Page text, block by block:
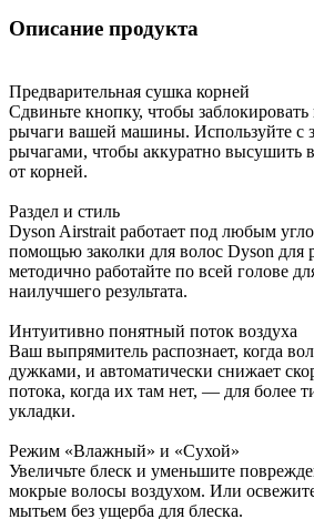
Описание продукта
Предварительная сушка корней
Сдвиньте кнопку, чтобы заблокировать
рычаги вашей машины. Используйте с
рычагами, чтобы аккуратно высушить
от корней.
Раздел и стиль
Dyson Airstrait работает под любым
помощью заколки для волос Dyson для
методично работайте по всей голове
наилучшего результата.
Интуитивно понятный поток воздуха
Ваш выпрямитель распознает, когда
дужками, и автоматически снижает
потока, когда их там нет, — для более
укладки.
Режим «Влажный» и «Сухой»
Увеличьте блеск и уменьшите
мокрые волосы воздухом. Или
мытьем без ущерба для блеска.